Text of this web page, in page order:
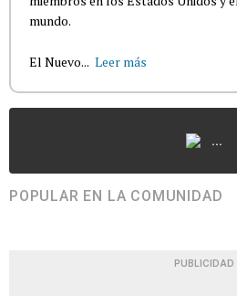
mundo.
El Nuevo... Leer más
...
POPULAR EN LA COMUNIDAD
PUBLICIDAD